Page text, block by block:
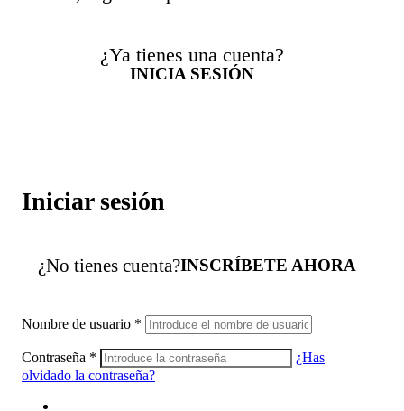
¿Ya tienes una cuenta?
INICIA SESIÓN
Iniciar sesión
¿No tienes cuenta?INSCRÍBETE AHORA
Nombre de usuario *
Contraseña *
¿Has
olvidado la contraseña?